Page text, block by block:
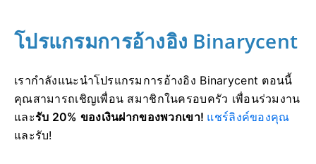
โปรแกรมการอ้างอิง Binarycent
เรากำลังแนะนำโปรแกรมการอ้างอิง Binarycent ตอนนี้
คุณสามารถเชิญเพื่อน สมาชิกในครอบครัว เพื่อนร่วมงาน
และรับ 20% ของเงินฝากของพวกเขา! แชร์ลิงค์ของคุณ
และรับ!